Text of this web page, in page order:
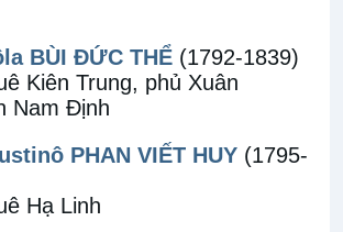
BÙI ĐỨC THỂ (1792-1839)
Kiên Trung, phủ Xuân
Nam Định
PHAN VIẾT HUY (1795-
Hạ Linh